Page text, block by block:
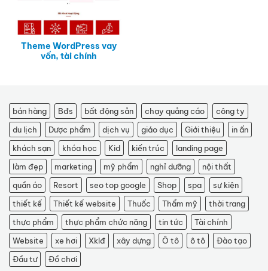
Theme WordPress vay
vốn, tài chính
bán hàng Bđs bất động sản chạy quảng cáo
công ty
du lịch
Dược phẩm dịch vụ giáo dục Giới thiệu
in ấn
khách sạn
khóa học Kid kiến trúc
landing page
làm đẹp
marketing mỹ phẩm nghỉ dưỡng
nội thất
quần áo
Resort seo top google Shop spa
sự kiện
thiết kế
Thiết kế website Thuốc Thẩm mỹ
thời trang
thực phẩm
thực phẩm chức năng tin tức
Tài chính
Website
xe hơi Xklđ xây dựng Ô tô ô tô
Đào tạo
Đầu tư
Đồ chơi